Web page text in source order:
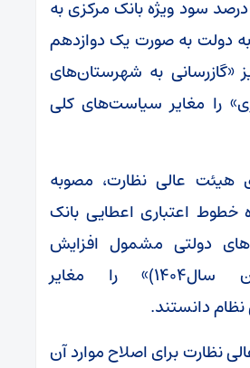
علی‌الحساب ۵۰ درصد سود ویژه بانک مرکزی به
به دولت به صورت یک دوازدهم
«گازرسانی به شهرستان‌های
را مغایر سیاست‌های کلی
عالی نظارت، مصوبه
خطوط اعتباری اعطایی بانک
دولتی مشمول افزایش
سرمایه(تا پایان سال۱۴۰۴)» را مغایر
دانستند.
نظارت برای اصلاح موارد آن